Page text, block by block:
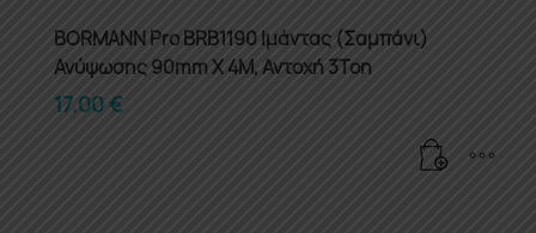
BORMANN Pro BRB1190 Ιμάντας (Σαμπάνι)
Ανύψωσης 90mm X 4M, Αντοχή 3Ton
17.00€